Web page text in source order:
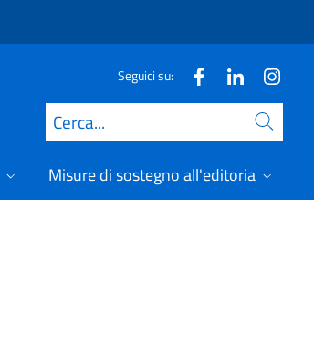
Seguici su:
Cerca
Misure di sostegno all'editoria